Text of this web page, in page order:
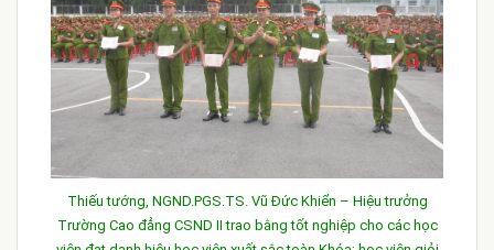
Thiếu tướng, NGND.PGS.TS. Vũ Đức Khiển – Hiệu trưởng
Trường Cao đẳng CSND II trao bằng tốt nghiệp cho các học